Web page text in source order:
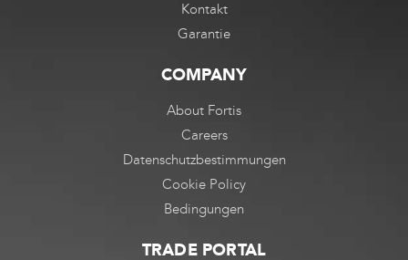
Kontakt
Garantie
COMPANY
About Fortis
Careers
Datenschutzbestimmungen
Cookie Policy
Bedingungen
TRADE PORTAL